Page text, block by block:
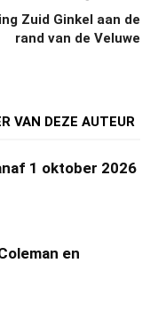
Zuid Ginkel aan de
rand van de Veluwe
VAN DEZE AUTEUR
1 oktober 2026
en